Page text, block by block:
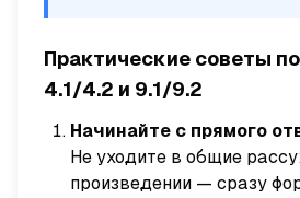
Практические советы
4.1/4.2 и 9.1/9.2
Начинайте с прямого
Не уходите в общие
произведении — сразу